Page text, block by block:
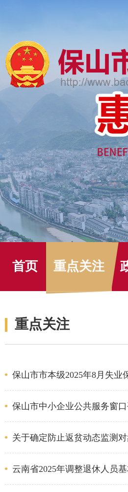
首页 重点关注
重点关注
保山市市本级2025年8月失业
保山市中小企业公共服务窗
关于确定防止返贫动态监测
云南省2025年调整退休人员